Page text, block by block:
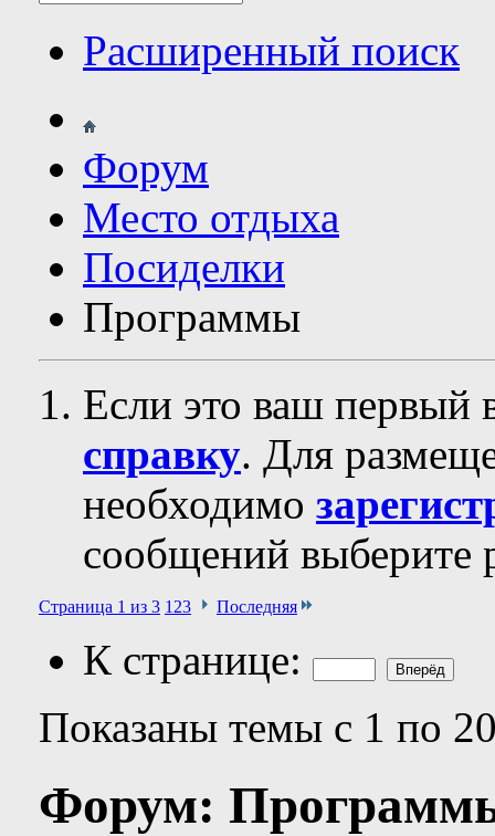
Расширенный поиск
Форум
Место отдыха
Посиделки
Программы
Если это ваш первый
справку. Для
необходимо
сообщений выберите
Страница 1 из 3 1 23 Последняя
К странице:
Показаны темы с 1 по
Форум: